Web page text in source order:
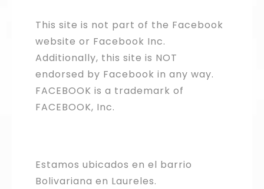
This site is not part of the Facebook
website or Facebook Inc.
Additionally, this site is NOT
endorsed by Facebook in any way.
FACEBOOK is a trademark of
FACEBOOK, Inc.
Estamos ubicados en el barrio
Bolivariana en Laureles.